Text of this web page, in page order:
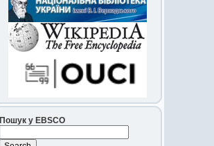
Пошук у EBSCO